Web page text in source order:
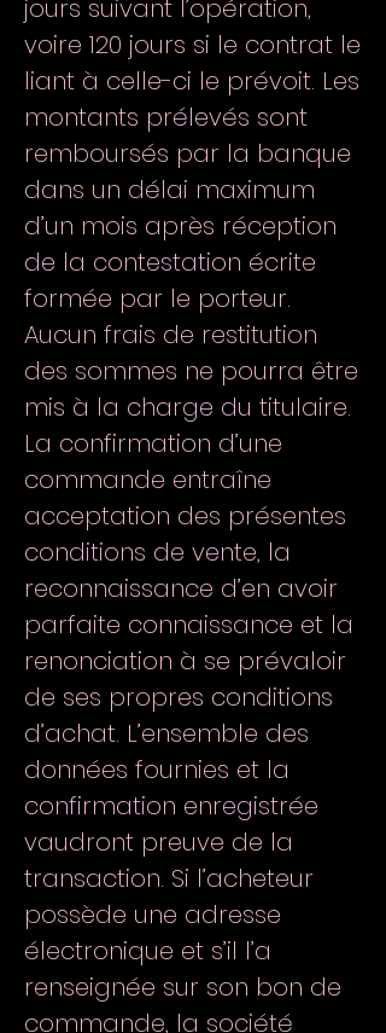
jours suivant l’opération,
voire 120 jours si le contrat le
liant à celle-ci le prévoit. Les
montants prélevés sont
remboursés par la banque
dans un délai maximum
d’un mois après réception
de la contestation écrite
formée par le porteur.
Aucun frais de restitution
des sommes ne pourra être
mis à la charge du titulaire.
La confirmation d’une
commande entraîne
acceptation des présentes
conditions de vente, la
reconnaissance d’en avoir
parfaite connaissance et la
renonciation à se prévaloir
de ses propres conditions
d’achat. L’ensemble des
données fournies et la
confirmation enregistrée
vaudront preuve de la
transaction. Si l’acheteur
possède une adresse
électronique et s’il l’a
renseignée sur son bon de
commande, la société